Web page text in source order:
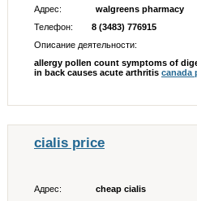
Адрес:
walgreens pharmacy
Телефон:
8 (3483) 776915
Описание деятельности:
allergy pollen count symptoms of
in back causes acute arthritis canada
cialis price
Адрес:
cheap cialis